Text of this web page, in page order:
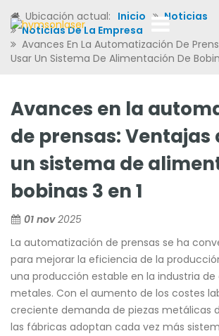
Ubicación actual: Inicio
Noticias
Noticias De La Empresa
Avances En La Automatización De
Usar Un Sistema De Alimentación De
Avances en la
de prensas: Ventajas
un sistema de
bobinas 3 en 1
01 nov 2025
La automatización de prensas se ha
para mejorar la eficiencia de la
una producción estable en la industria
metales. Con el aumento de los costes
creciente demanda de piezas metálicas
las fábricas adoptan cada vez más